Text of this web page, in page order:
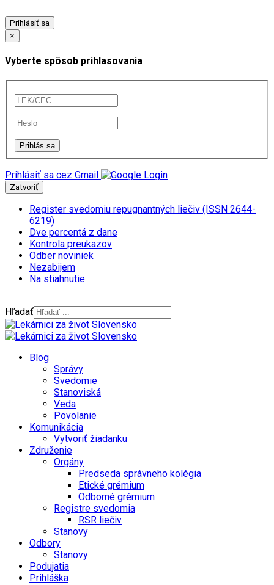
Prihlásiť sa
×
Vyberte spôsob prihlasovania
Prihlásiť sa cez Gmail
Zatvoriť
Register svedomiu repugnantných liečiv (ISSN 2644-
6219)
Dve percentá z dane
Kontrola preukazov
Odber noviniek
Nezabijem
Na stiahnutie
Hľadať
Blog
Správy
Svedomie
Stanoviská
Veda
Povolanie
Komunikácia
Vytvoriť žiadanku
Združenie
Orgány
Predseda správneho kolégia
Etické grémium
Odborné grémium
Registre svedomia
RSR liečiv
Stanovy
Odbory
Stanovy
Podujatia
Prihláška